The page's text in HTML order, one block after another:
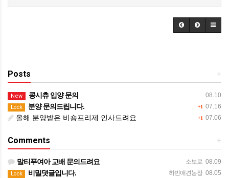
+
Posts
08.10
New 콩시츄 입양 문의
+1 07.16
Lock 분양 문의드립니다.
+1 07.06
올해 분양받은 비숑프리제 인사드려요
+
Comments
소보로 08.09
말티푸여아 교배 문의드려요
하빈애견농장 08.05
Lock 비밀댓글입니다.